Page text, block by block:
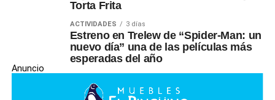
Torta Frita
ACTIVIDADES 3 días
Estreno en Trelew de “Spider-Man: un
nuevo día” una de las películas más
esperadas del año
Anuncio